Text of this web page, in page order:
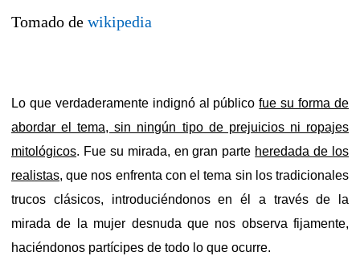
Tomado de wikipedia
Lo que verdaderamente indignó al públicofue su forma de
abordar el tema, sin ningún tipo de prejuicios ni ropajes
mitológicos. Fue su mirada, en gran parte heredada de los
realistas, que nos enfrenta con el tema sin los tradicionales
trucos clásicos, introduciéndonos en él a través de la
mirada de la mujer desnuda que nos observa fijamente,
haciéndonos partícipes de todo lo que ocurre.